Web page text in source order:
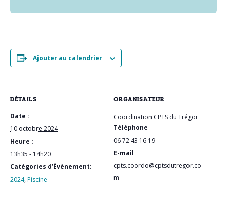
Ajouter au calendrier
DÉTAILS
Date :
10 octobre 2024
Heure :
13h35 - 14h20
Catégories d’Évènement:
2024,Piscine
ORGANISATEUR
Coordination CPTS du Trégor
Téléphone
06 72 43 16 19
E-mail
cpts.coordo@cptsdutregor.co
m